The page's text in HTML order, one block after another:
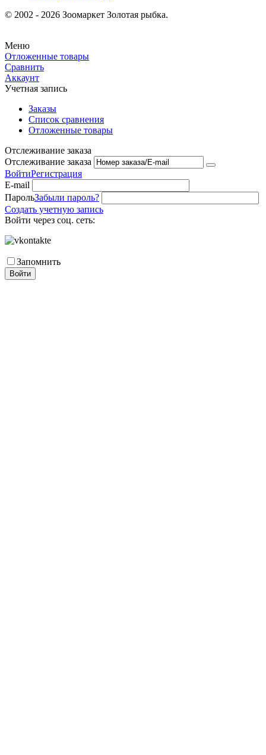
© 2002 - 2026 Зоомаркет Золотая рыбка.
Меню
Отложенные товары
Сравнить
Аккаунт
Учетная запись
Заказы
Список сравнения
Отложенные товары
Отслеживание заказа
Отслеживание заказа
ВойтиРегистрация
E-mail
ПарольЗабыли пароль?
Создать учетную запись
Войти через соц. сеть:
Запомнить
Войти